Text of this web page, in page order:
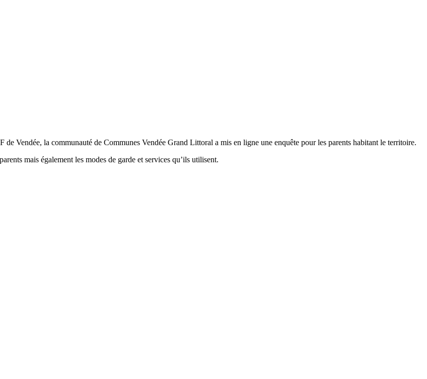
Vendée, la communauté de Communes Vendée Grand Littoral a mis en ligne une enquête pour les parents habitant le territoire.
mais également les modes de garde et services qu’ils utilisent.